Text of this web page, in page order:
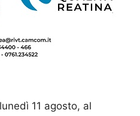
11 agosto, al